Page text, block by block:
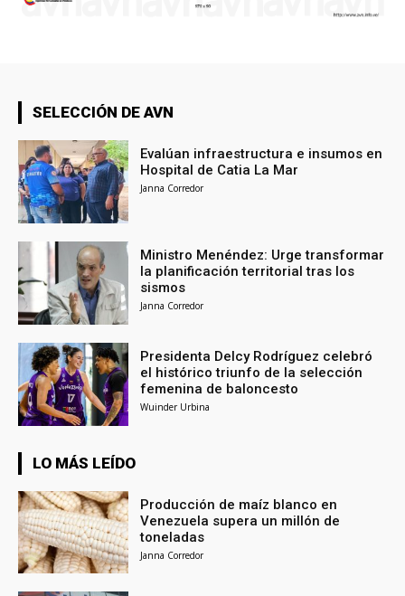
SELECCIÓN DE AVN
Evalúan infraestructura e insumos en
Hospital de Catia La Mar
Janna Corredor
Ministro Menéndez: Urge transformar
la planificación territorial tras los
sismos
Janna Corredor
Presidenta Delcy Rodríguez celebró
el histórico triunfo de la selección
femenina de baloncesto
Wuinder Urbina
LO MÁS LEÍDO
Producción de maíz blanco en
Venezuela supera un millón de
toneladas
Janna Corredor